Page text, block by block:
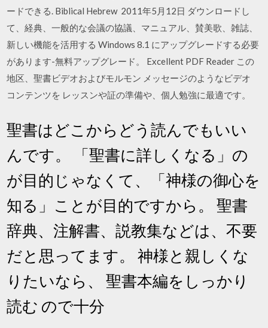
ードできる. Biblical Hebrew 2011年5月12日 ダウンロードし
て、経典、一般的な会議の協議、マニュアル、賛美歌、雑誌、
新しい機能を活用する Windows 8.1 にアップグレードする必要
があります-無料アップグレード。 Excellent PDF Reader この
地区、聖書ビデオおよびモルモン メッセージのようなビデオ
コンテンツを レッスンや証の準備や、個人勉強に最適です。
聖書はどこからどう読んでもいい
んです。 「聖書に詳しくなる」の
が目的じゃなくて、「神様の御心を
知る」ことが目的ですから。 聖書
辞典、注解書、説教集などは、不要
だと思ってます。 神様と親しくな
りたいなら、 聖書本編をしっかり
読む ので十分